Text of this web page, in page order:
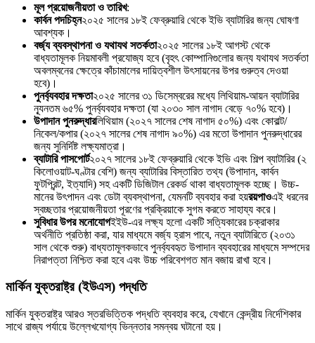
মূল প্রয়োজনীয়তা ও তারিখ:
কার্বন পদচিহ্ন২০২৫ সালের ১৮ই ফেব্রুয়ারি থেকে ইভি ব্যাটারির জন্য ঘোষণা
আবশ্যক।
বর্জ্য ব্যবস্থাপনা ও যথাযথ সতর্কতা২০২৫ সালের ১৮ই আগস্ট থেকে
বাধ্যতামূলক নিয়মাবলী প্রযোজ্য হবে (বৃহৎ কোম্পানিগুলোর জন্য যথাযথ সতর্কতা
অবলম্বনের ক্ষেত্রে কাঁচামালের দায়িত্বশীল উৎসায়নের উপর গুরুত্ব দেওয়া
হবে)।
পুনর্ব্যবহার দক্ষতা২০২৫ সালের ৩১ ডিসেম্বরের মধ্যে লিথিয়াম-আয়ন ব্যাটারির
ন্যূনতম ৬৫% পুনর্ব্যবহার দক্ষতা (যা ২০৩০ সাল নাগাদ বেড়ে ৭০% হবে)।
উপাদান পুনরুদ্ধারলিথিয়াম (২০২৭ সালের শেষ নাগাদ ৫০%) এবং কোবাল্ট/
নিকেল/কপার (২০২৭ সালের শেষ নাগাদ ৯০%) এর মতো উপাদান পুনরুদ্ধারের
জন্য সুনির্দিষ্ট লক্ষ্যমাত্রা।
ব্যাটারি পাসপোর্ট২০২৭ সালের ১৮ই ফেব্রুয়ারি থেকে ইভি এবং শিল্প ব্যাটারির (২
কিলোওয়াট-ঘণ্টার বেশি) জন্য ব্যাটারির বিস্তারিত তথ্য (উপাদান, কার্বন
ফুটপ্রিন্ট, ইত্যাদি) সহ একটি ডিজিটাল রেকর্ড থাকা বাধ্যতামূলক হচ্ছে। উচ্চ-
মানের উৎপাদন এবং ডেটা ব্যবস্থাপনা, যেমনটি ব্যবহার করা হয়রয়পাওএই ধরনের
স্বচ্ছতার প্রয়োজনীয়তা পূরণের প্রক্রিয়াকে সুগম করতে সাহায্য করে।
সুবিধার উপর মনোযোগইইউ-এর লক্ষ্য হলো একটি সত্যিকারের চক্রাকার
অর্থনীতি প্রতিষ্ঠা করা, যার মাধ্যমে বর্জ্য হ্রাস পাবে, নতুন ব্যাটারিতে (২০৩১
সাল থেকে শুরু) বাধ্যতামূলকভাবে পুনর্ব্যবহৃত উপাদান ব্যবহারের মাধ্যমে সম্পদের
নিরাপত্তা নিশ্চিত করা হবে এবং উচ্চ পরিবেশগত মান বজায় রাখা হবে।
মার্কিন যুক্তরাষ্ট্র (ইউএস) পদ্ধতি
মার্কিন যুক্তরাষ্ট্র আরও স্তরভিত্তিক পদ্ধতি ব্যবহার করে, যেখানে কেন্দ্রীয় নির্দেশিকার
সাথে রাজ্য পর্যায়ে উল্লেখযোগ্য ভিন্নতার সমন্বয় ঘটানো হয়।